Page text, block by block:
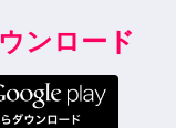
ンロード